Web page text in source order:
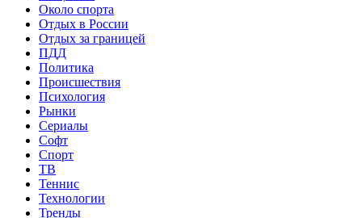
Около спорта
Отдых в России
Отдых за границей
ПДД
Политика
Происшествия
Психология
Рынки
Сериалы
Софт
Спорт
ТВ
Теннис
Технологии
Тренды